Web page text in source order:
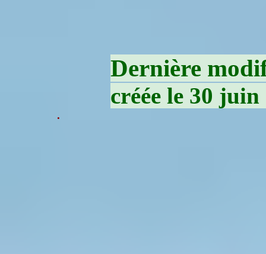
Dernière
créée le 30
.